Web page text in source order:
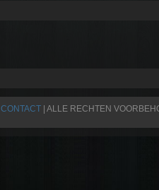
CONTACT | ALLE RECHTEN